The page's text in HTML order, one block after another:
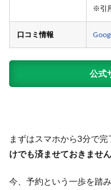
※引
口コミ情報
公式
まずはスマホから3分で完
けでも済ませておきませ
今、予約という一歩を踏